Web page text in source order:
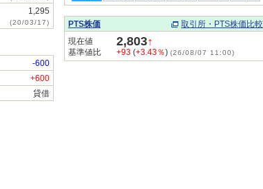
1,295
(20/03/17)
-600
+600
貸借
PTS株価
取引所・PTS株価比較
現在値
2,803↑
基準値比 +93 (+3.43％) (26/08/07 11:00)